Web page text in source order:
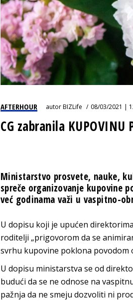
AFTERHOUR autorBIZLife 08/03/2021 |
CG zabranila
Ministarstvo prosvete, nauke,
spreče organizovanje kupovine
već godinama važi u vaspitno-
U dopisu koji je upućen
roditelji „prigovorom da se
svrhu kupovine poklona povodom
U dopisu ministarstva se od
budući da se ne odnose na
pažnja da ne smeju dozvoliti ni